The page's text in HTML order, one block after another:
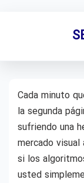
Cada minuto
la segunda
sufriendo una
mercado
si los
usted